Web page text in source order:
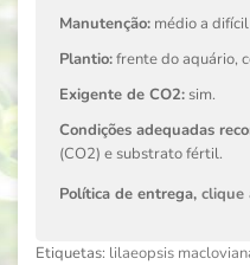
Manutenção: médio a
Plantio:frente do aquário,
Exigente de CO2: sim.
Condições adequadas
(CO2) e substrato fértil.
Política de entrega, clique
Etiquetas: lilaeopsis